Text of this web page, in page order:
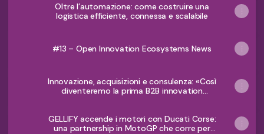
Oltre l’automazione: come costruire una
logistica efficiente, connessa e scalabile
#13 – Open Innovation Ecosystems News
Innovazione, acquisizioni e consulenza: «Così
diventeremo la prima B2B innovation
GELLIFY accende i motori con Ducati Corse:
una partnership in MotoGP che corre per